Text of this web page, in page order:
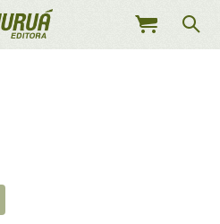
MEU